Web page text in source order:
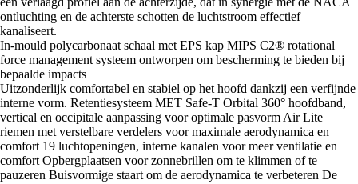
ontluchting en de achterste schotten de luchtstroom effectief
kanaliseert.
In-mould polycarbonaat schaal met EPS kap MIPS C2® rotational
force management systeem ontworpen om bescherming te bieden bij
bepaalde impacts
Uitzonderlijk comfortabel en stabiel op het hoofd dankzij een verfijnde
interne vorm. Retentiesysteem MET Safe-T Orbital 360° hoofdband,
vertical en occipitale aanpassing voor optimale pasvorm Air Lite
riemen met verstelbare verdelers voor maximale aerodynamica en
comfort 19 luchtopeningen, interne kanalen voor meer ventilatie en
comfort Opbergplaatsen voor zonnebrillen om te klimmen of te
pauzeren Buisvormige staart om de aerodynamica te verbeteren De